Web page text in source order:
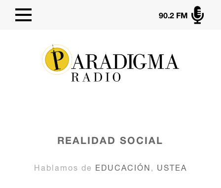

90.2 FM
REALIDAD SOCIAL
Hablamos de EDUCACIÓN , USTEA